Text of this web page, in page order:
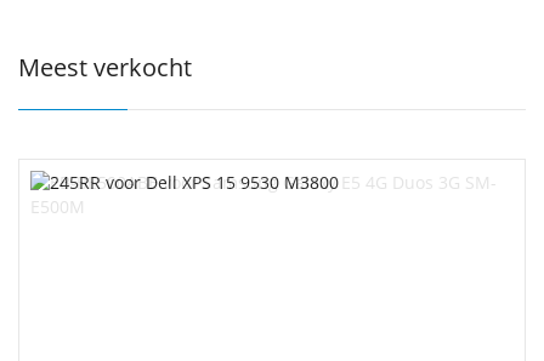
Meest verkocht